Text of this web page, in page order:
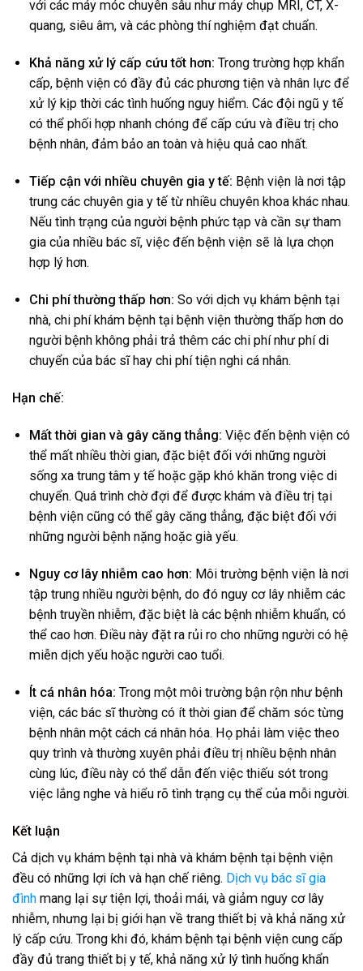
với các máy móc chuyên sâu như máy chụp MRI, CT, X-
quang, siêu âm, và các phòng thí nghiệm đạt chuẩn.
Khả năng xử lý cấp cứu tốt hơn: Trong trường hợp khẩn
cấp, bệnh viện có đầy đủ các phương tiện và nhân lực để
xử lý kịp thời các tình huống nguy hiểm. Các đội ngũ y tế
có thể phối hợp nhanh chóng để cấp cứu và điều trị cho
bệnh nhân, đảm bảo an toàn và hiệu quả cao nhất.
Tiếp cận với nhiều chuyên gia y tế: Bệnh viện là nơi tập
trung các chuyên gia y tế từ nhiều chuyên khoa khác nhau.
Nếu tình trạng của người bệnh phức tạp và cần sự tham
gia của nhiều bác sĩ, việc đến bệnh viện sẽ là lựa chọn
hợp lý hơn.
Chi phí thường thấp hơn: So với dịch vụ khám bệnh tại
nhà, chi phí khám bệnh tại bệnh viện thường thấp hơn do
người bệnh không phải trả thêm các chi phí như phí di
chuyển của bác sĩ hay chi phí tiện nghi cá nhân.
Hạn chế:
Mất thời gian và gây căng thẳng: Việc đến bệnh viện có
thể mất nhiều thời gian, đặc biệt đối với những người
sống xa trung tâm y tế hoặc gặp khó khăn trong việc di
chuyển. Quá trình chờ đợi để được khám và điều trị tại
bệnh viện cũng có thể gây căng thẳng, đặc biệt đối với
những người bệnh nặng hoặc già yếu.
Nguy cơ lây nhiễm cao hơn: Môi trường bệnh viện là nơi
tập trung nhiều người bệnh, do đó nguy cơ lây nhiễm các
bệnh truyền nhiễm, đặc biệt là các bệnh nhiễm khuẩn, có
thể cao hơn. Điều này đặt ra rủi ro cho những người có hệ
miễn dịch yếu hoặc người cao tuổi.
Ít cá nhân hóa: Trong một môi trường bận rộn như bệnh
viện, các bác sĩ thường có ít thời gian để chăm sóc từng
bệnh nhân một cách cá nhân hóa. Họ phải làm việc theo
quy trình và thường xuyên phải điều trị nhiều bệnh nhân
cùng lúc, điều này có thể dẫn đến việc thiếu sót trong
việc lắng nghe và hiểu rõ tình trạng cụ thể của mỗi người.
Kết luận
Cả dịch vụ khám bệnh tại nhà và khám bệnh tại bệnh viện
đều có những lợi ích và hạn chế riêng. Dịch vụ bác sĩ gia
đình mang lại sự tiện lợi, thoải mái, và giảm nguy cơ lây
nhiễm, nhưng lại bị giới hạn về trang thiết bị và khả năng xử
lý cấp cứu. Trong khi đó, khám bệnh tại bệnh viện cung cấp
đầy đủ trang thiết bị y tế, khả năng xử lý tình huống khẩn